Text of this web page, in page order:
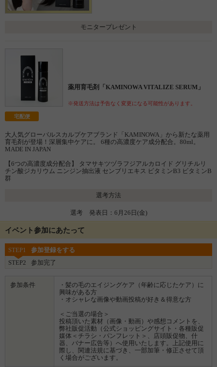
モニタープレゼント
薬用育毛剤「KAMINOWA VITALIZE SERUM」
※発送方法は予告なく変更になる可能性があります。
宅配便
大人気グローバルスカルプケアブランド「KAMINOWA」から新たな薬用
育毛剤が登場！深層集中ケアに。 6種の高濃度ケア成分配合。80ml。
MADE IN JAPAN
【6つの高濃度成分配合】 タマサキツヅラフジアルカロイド グリチルリ
チン酸ジカリウム ニンジン抽出液 センブリエキス ビタミンB3 ビタミンB
群
選考方法
選考 発表日：6月26日(金)
イベント参加にあたって
STEP1
参加登録をする
STEP2
参加完了
参加条件
・髪の毛のエイジングケア（年齢に応じたケア）に
興味がある方
・オシャレな画像や動画投稿が好き＆得意な方
＜ご当選の場合＞
投稿頂いた素材（画像・動画）や感想コメントを、
弊社販促活動（公式ショッピングサイト・各種販促
媒体＜チラシ・パンフレット＞、店頭販促物、什
器、バナー広告等）へ使用いたします。上記使用に
際し、関連法規に基づき、一部加筆・修正させて頂
く場合がございます。